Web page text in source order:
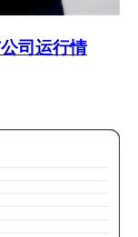
司运行情